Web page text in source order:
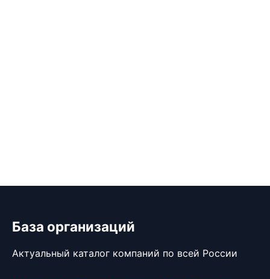
База организаций
Актуальный каталог компаний по всей России